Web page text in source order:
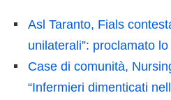
Asl Taranto, Fials
unilaterali”: proclamato
Case di comunità,
“Infermieri dimenticati